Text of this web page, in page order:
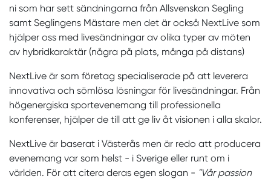
ni som har sett sändningarna från Allsvenskan Segling
samt Seglingens Mästare men det är också NextLive som
hjälper oss med livesändningar av olika typer av möten
av hybridkaraktär (några på plats, många på distans)
NextLive är som företag specialiserade på att leverera
innovativa och sömlösa lösningar för livesändningar. Från
högenergiska sportevenemang till professionella
konferenser, hjälper de till att ge liv åt visionen i alla skalor.
NextLive är baserat i Västerås men är redo att producera
evenemang var som helst - i Sverige eller runt om i
världen. För att citera deras egen slogan - "Vår passion